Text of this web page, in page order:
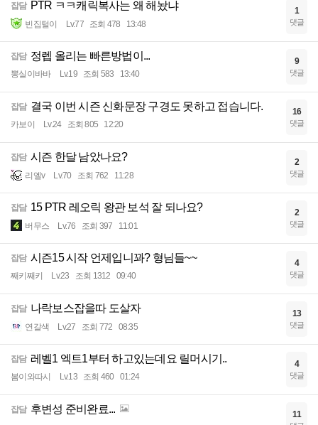
잡담 PTR ㅋㅋ캐릭복사는 왜 해놨냐
빈집털이 Lv.77 조회 478 13:48
1
댓글
잡담 정렙 올리는 빠른방법이...
뽕실이바바 Lv.19 조회 583 13:40
9
댓글
잡담 결국 이번 시즌 신화문장 구경도 못하고 접습니다.
카보이 Lv.24 조회 805 12:20
16
댓글
잡담 시즌 한달 남았나요?
리엘v Lv.70 조회 762 11:28
2
댓글
잡담 15 PTR 레오릭 왕관 보석 잘 되나요?
버무스 Lv.76 조회 397 11:01
2
댓글
잡담 시즌15 시작 언제입니꽈? 형님들~~
째키째키 Lv.23 조회 1312 09:40
4
댓글
잡담 나락보스잡을따 도살자
연갈색 Lv.27 조회 772 08:35
13
댓글
잡담 레벨1 엑트1부터 하고있는데요 릴머시기..
봄이와따시 Lv.13 조회 460 01:24
4
댓글
잡담 후변성 준비완료... 11